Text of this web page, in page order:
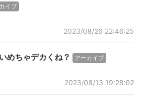
イブ
2023/08/26 22:46:25
めちゃデカくね？ アーカイブ
2023/08/13 19:28:02